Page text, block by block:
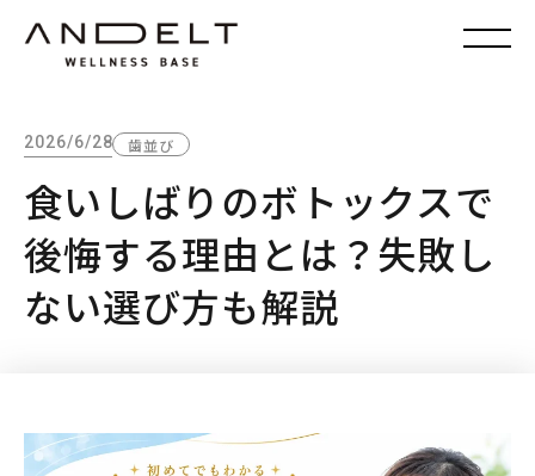
2026/6/28 歯並び
食いしばりのボトックスで
後悔する理由とは？失敗し
ない選び方も解説